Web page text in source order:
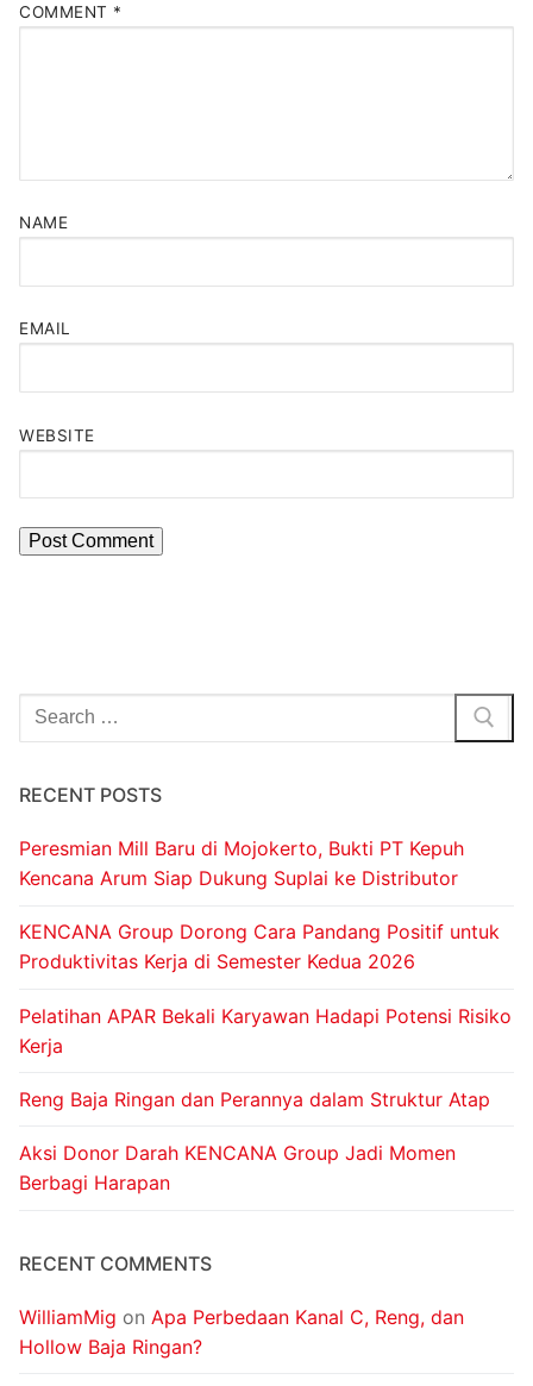
COMMENT *
NAME
EMAIL
WEBSITE
RECENT POSTS
Peresmian Mill Baru di Mojokerto, Bukti PT Kepuh
Kencana Arum Siap Dukung Suplai ke Distributor
KENCANA Group Dorong Cara Pandang Positif untuk
Produktivitas Kerja di Semester Kedua 2026
Pelatihan APAR Bekali Karyawan Hadapi Potensi Risiko
Kerja
Reng Baja Ringan dan Perannya dalam Struktur Atap
Aksi Donor Darah KENCANA Group Jadi Momen
Berbagi Harapan
RECENT COMMENTS
WilliamMig on Apa Perbedaan Kanal C, Reng, dan
Hollow Baja Ringan?